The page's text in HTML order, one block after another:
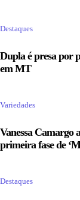
Destaques
Dupla é presa por
em MT
Variedades
Vanessa Camargo
primeira fase de
Destaques